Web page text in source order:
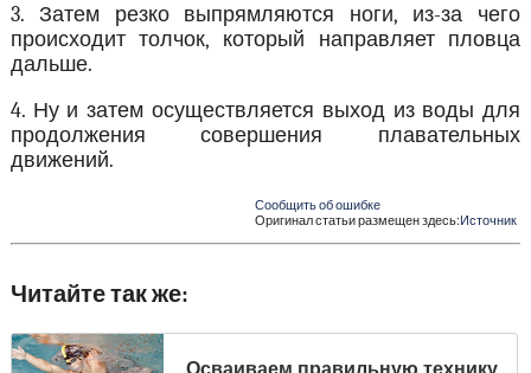
3. Затем резко выпрямляются ноги, из-за чего
происходит толчок, который направляет пловца
дальше.
4. Ну и затем осуществляется выход из воды для
продолжения совершения плавательных
движений.
Сообщить об ошибке
Оригинал статьи размещен здесь:Источник
Читайте так же: